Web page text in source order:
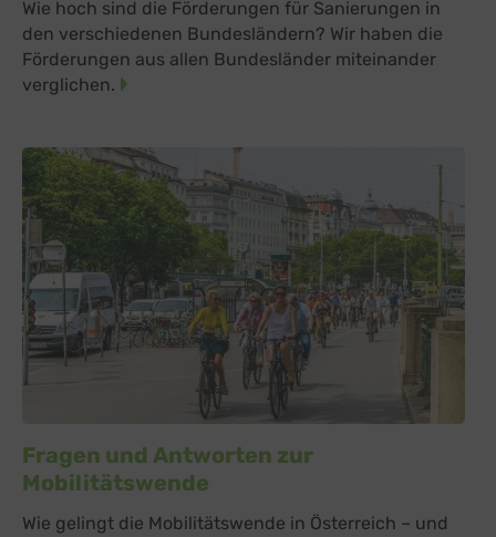
Wie hoch sind die Förderungen für Sanierungen in
den verschiedenen Bundesländern? Wir haben die
Förderungen aus allen Bundesländer miteinander
verglichen.
Fragen und Antworten zur
Mobilitätswende
Wie gelingt die Mobilitätswende in Österreich – und